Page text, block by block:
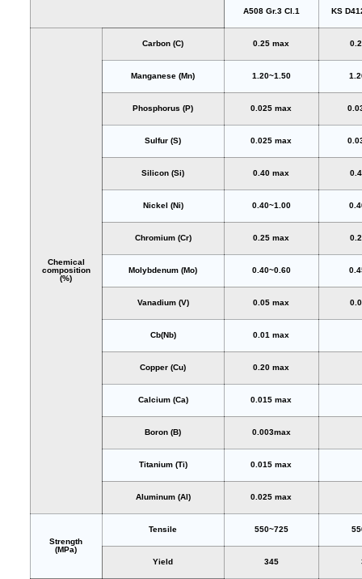
A508 Gr.3 Cl.1 KS
Chemical
composition
(%)
Carbon (C) 0.25 max
Manganese (Mn) 1.20~1.50
Phosphorus (P) 0.025 max
Sulfur (S) 0.025 max
Silicon (Si) 0.40 max
Nickel (Ni) 0.40~1.00
Chromium (Cr) 0.25 max
Molybdenum (Mo) 0.40~0.60
Vanadium (V) 0.05 max
Cb(Nb) 0.01 max
Copper (Cu) 0.20 max
Calcium (Ca) 0.015 max
Boron (B) 0.003max
Titanium (Ti) 0.015 max
Aluminum (Al) 0.025 max
Strength
(MPa)
Tensile 550~725
Yield 345